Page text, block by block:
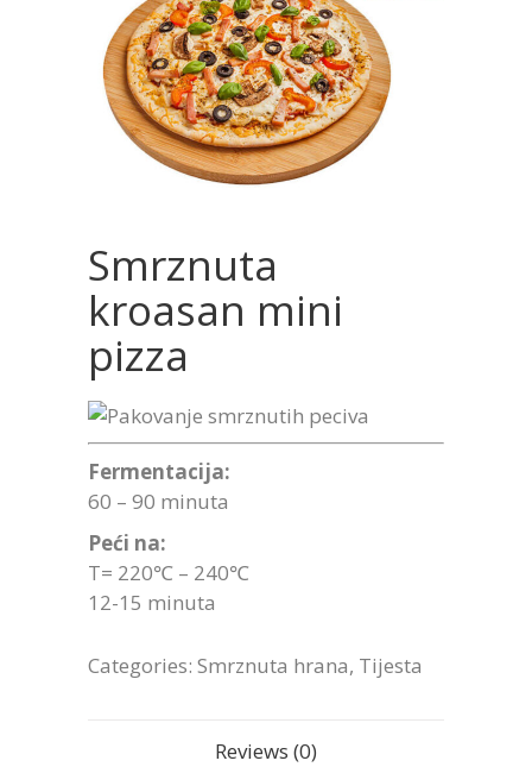
Smrznuta
kroasan mini
pizza
Fermentacija:
60 – 90 minuta
Peći na:
T= 220℃ – 240℃
12-15 minuta
Categories: Smrznuta hrana, Tijesta
Reviews (0)